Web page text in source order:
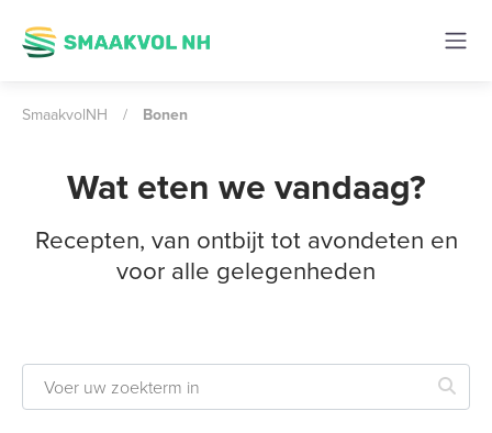
SmaakvolNH / Bonen
Wat eten we vandaag?
Recepten, van ontbijt tot avondeten en
voor alle gelegenheden